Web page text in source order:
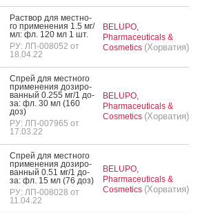
Рас­твор для мес­тно­
го при­мене­ния 1.5 мг/
мл: фл. 120 мл 1 шт.
РУ: ЛП-008052 от
18.04.22
BELUPO,
Pharmaceuticals &
Cosmetics (Хорватия)
Спрей для мес­тно­го
при­мене­ния до­зиро­
ван­ный 0.255 мг/1 до­
за: фл. 30 мл (160
доз)
РУ: ЛП-007965 от
17.03.22
BELUPO,
Pharmaceuticals &
Cosmetics (Хорватия)
Спрей для мес­тно­го
при­мене­ния до­зиро­
ван­ный 0.51 мг/1 до­
за: фл. 15 мл (76 доз)
РУ: ЛП-008028 от
11.04.22
BELUPO,
Pharmaceuticals &
Cosmetics (Хорватия)